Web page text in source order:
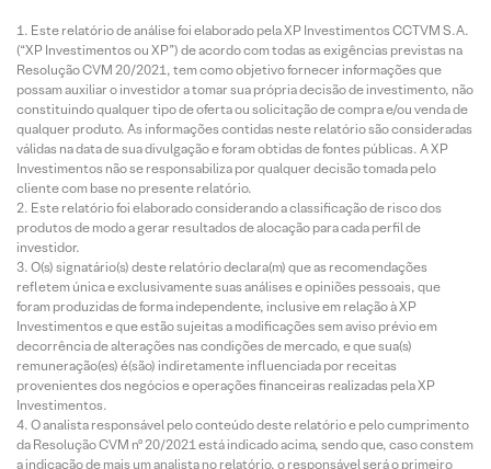
Este relatório de análise foi elaborado pela XP Investimentos CCTVM S.A.
(“XP Investimentos ou XP”) de acordo com todas as exigências previstas na
Resolução CVM 20/2021, tem como objetivo fornecer informações que
possam auxiliar o investidor a tomar sua própria decisão de investimento, não
constituindo qualquer tipo de oferta ou solicitação de compra e/ou venda de
qualquer produto. As informações contidas neste relatório são consideradas
válidas na data de sua divulgação e foram obtidas de fontes públicas. A XP
Investimentos não se responsabiliza por qualquer decisão tomada pelo
cliente com base no presente relatório.
Este relatório foi elaborado considerando a classificação de risco dos
produtos de modo a gerar resultados de alocação para cada perfil de
investidor.
O(s) signatário(s) deste relatório declara(m) que as recomendações
refletem única e exclusivamente suas análises e opiniões pessoais, que
foram produzidas de forma independente, inclusive em relação à XP
Investimentos e que estão sujeitas a modificações sem aviso prévio em
decorrência de alterações nas condições de mercado, e que sua(s)
remuneração(es) é(são) indiretamente influenciada por receitas
provenientes dos negócios e operações financeiras realizadas pela XP
Investimentos.
O analista responsável pelo conteúdo deste relatório e pelo cumprimento
da Resolução CVM nº 20/2021 está indicado acima, sendo que, caso constem
a indicação de mais um analista no relatório, o responsável será o primeiro